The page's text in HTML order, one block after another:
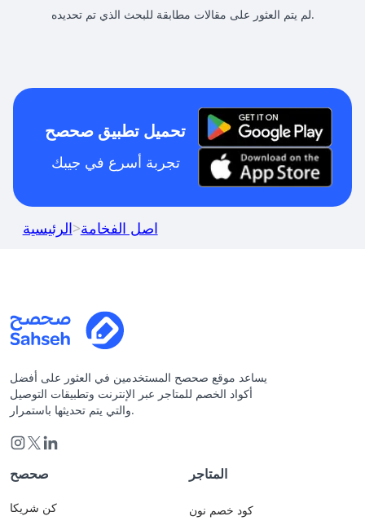
لم يتم العثور على مقالات مطابقة للبحث الذي تم تحديده.
تحميل تطبيق صحصح
تجربة أسرع في جيبك
الرئيسية>اصل الفخامة
يساعد موقع صحصح المستخدمين في العثور على أفضل
أكواد الخصم للمتاجر عبر الإنترنت وتطبيقات التوصيل
والتي يتم تحديثها باستمرار.
صحصح
كن شريكا
المتاجر
كود خصم نون